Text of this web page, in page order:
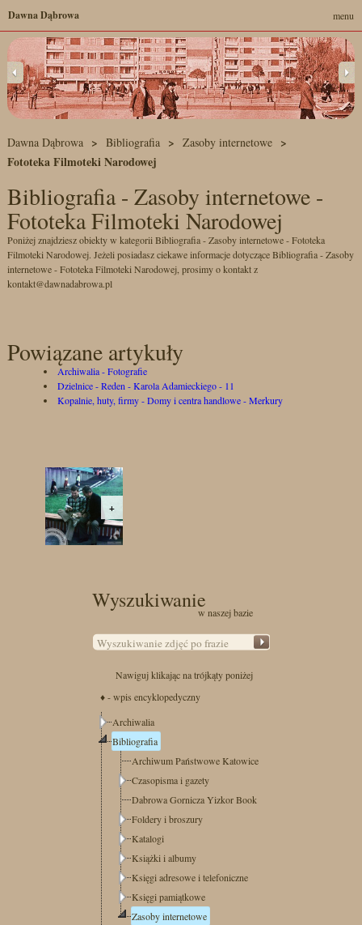
Dawna Dąbrowa Bibliografia Zasoby internetowe
Fototeka Filmoteki Narodowej
Bibliografia - Zasoby internetowe -
Fototeka Filmoteki Narodowej
Poniżej znajdziesz obiekty w kategorii Bibliografia - Zasoby internetowe - Fototeka
Filmoteki Narodowej. Jeżeli posiadasz ciekawe informacje dotyczące Bibliografia - Zasoby
internetowe - Fototeka Filmoteki Narodowej, prosimy o kontakt z
kontakt@dawnadabrowa.pl
Powiązane artykuły
Archiwalia - Fotografie
Dzielnice - Reden - Karola Adamieckiego - 11
Kopalnie, huty, firmy - Domy i centra handlowe - Merkury
+
Wyszukiwaniew naszej bazie
Nawiguj klikając na trójkąty poniżej
♦ - wpis encyklopedyczny
Archiwalia
Bibliografia
Archiwum Państwowe Katowice
Czasopisma i gazety
Dabrowa Gornicza Yizkor Book
Foldery i broszury
Katalogi
Książki i albumy
Księgi adresowe i telefoniczne
Księgi pamiątkowe
Zasoby internetowe
Dawna Dąbrowa menu